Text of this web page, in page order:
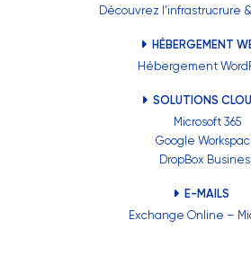
Découvrez l’infrastrucrure
HÉBERGEMENT
Hébergement
SOLUTIONS
Microsoft 365
Google
DropBox
E-MAILS
Exchange Online –